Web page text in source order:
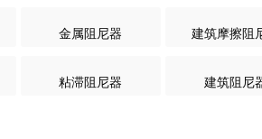
金属阻尼器 建筑摩擦阻
粘滞阻尼器 建筑阻尼